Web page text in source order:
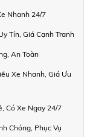
Nhanh 24/7
Tín, Giá Cạnh Tranh
An Toàn
Xe Nhanh, Giá Ưu
Có Xe Ngay 24/7
Chóng, Phục Vụ